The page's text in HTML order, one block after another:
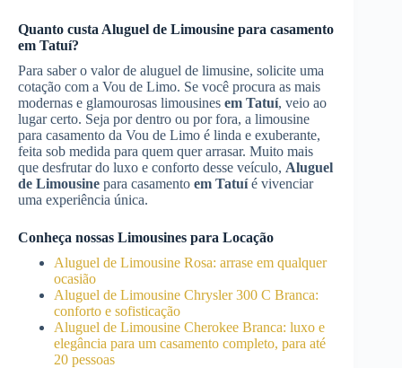
Quanto custa Aluguel de Limousine para casamento
em Tatuí?
Para saber o valor de aluguel de limusine, solicite uma
cotação com a Vou de Limo. Se você procura as mais
modernas e glamourosas limousines em Tatuí, veio ao
lugar certo. Seja por dentro ou por fora, a limousine
para casamento da Vou de Limo é linda e exuberante,
feita sob medida para quem quer arrasar. Muito mais
que desfrutar do luxo e conforto desse veículo, Aluguel
de Limousine para casamento em Tatuíé vivenciar
uma experiência única.
Conheça nossas Limousines para Locação
Aluguel de Limousine Rosa: arrase em qualquer
ocasião
Aluguel de Limousine Chrysler 300 C Branca:
conforto e sofisticação
Aluguel de Limousine Cherokee Branca: luxo e
elegância para um casamento completo, para até
20 pessoas